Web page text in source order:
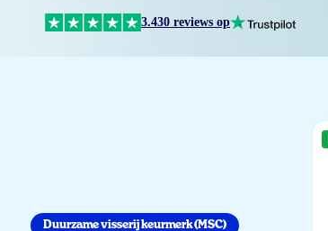
3.430 reviews op
Duurzame visserij keurmerk (MSC)